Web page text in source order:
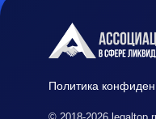
Политика